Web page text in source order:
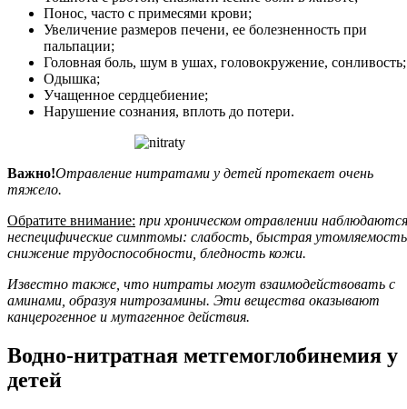
Понос, часто с примесями крови;
Увеличение размеров печени, ее болезненность при
пальпации;
Головная боль, шум в ушах, головокружение, сонливость;
Одышка;
Учащенное сердцебиение;
Нарушение сознания, вплоть до потери.
Важно!Отравление нитратами у детей протекает очень
тяжело.
Обратите внимание: при хроническом отравлении наблюдаются
неспецифические симптомы: слабость, быстрая
снижение трудоспособности, бледность кожи.
Известно также, что нитраты могут взаимодействовать с
аминами, образуя нитрозамины. Эти вещества оказывают
канцерогенное и мутагенное действия.
Водно-нитратная метгемоглобинемия у
детей